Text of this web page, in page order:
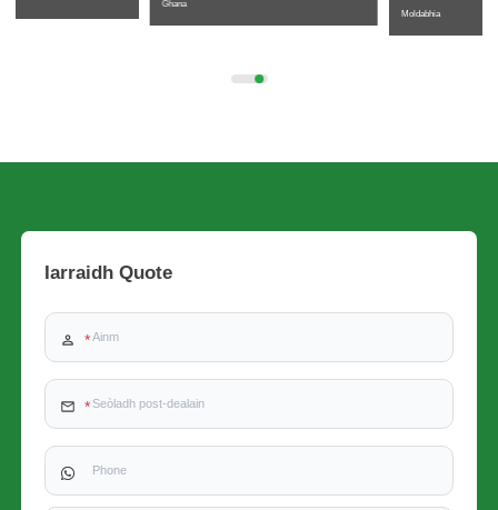
Gnìomhachais Moldova
Iarraidh Quote